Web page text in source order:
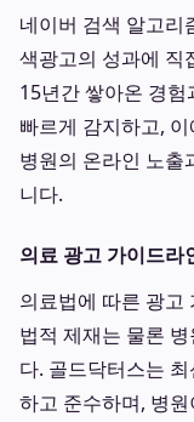
네이버 검색 알고리
색광고의 성과에 직
15년간 쌓아온 경
빠르게 감지하고,
병원의 온라인 노출
니다.
의료 광고 가이드라
의료법에 따른 광고
법적 제재는 물론
다. 골드닥터스는
하고 준수하며, 병